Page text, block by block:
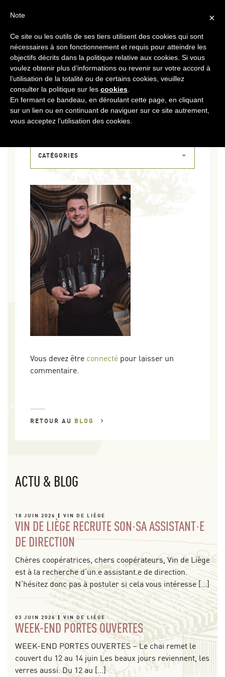
MENU
DSCF8225
CATÉGORIES
Vous devez être connecté pour laisser un
commentaire.
RETOUR AU BLOG
ACTU & BLOG
18 JUIN 2026 VIN DE LIÈGE
VIN DE LIÈGE RECRUTE SON·SA ASSISTANT·E
DE DIRECTION
Chères coopératrices, chers coopérateurs, Vin de Liège
est à la recherche d’un.e assistant.e de direction.
N’hésitez donc pas à postuler si cela vous intéresse […]
03 JUIN 2026 VIN DE LIÈGE
WEEK-END PORTES OUVERTES
WEEK-END PORTES OUVERTES – Le chai remet le
couvert du 12 au 14 juin Les beaux jours reviennent, les
verres aussi. Du 12 au […]
×
Note
Ce site ou les outils de ses tiers utilisent des cookies qui sont
nécessaires à son fonctionnement et requis pour atteindre les
objectifs décrits dans la politique relative aux cookies. Si vous
voulez obtenir plus d’informations ou revenir sur votre accord à
l’utilisation de la totalité ou de certains cookies, veuillez
consulter la politique sur les cookies
En fermant ce bandeau, en déroulant cette page, en cliquant
sur un lien ou en continuant de naviguer sur ce site autrement,
vous acceptez l’utilisation des cookies.